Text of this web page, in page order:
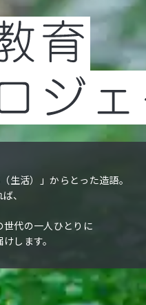
生活）」からとった造語。
、
代の一人ひとりに
します。